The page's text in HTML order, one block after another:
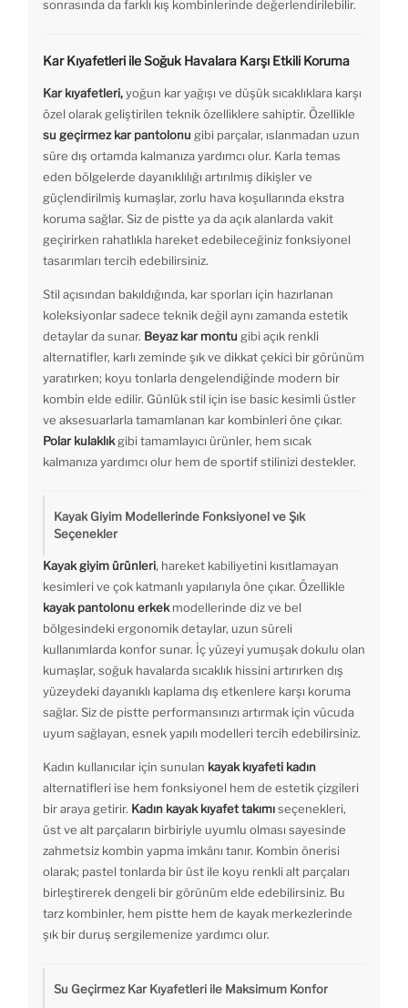
sonrasında da farklı kış kombinlerinde değerlendirilebilir.
Kar Kıyafetleri ile Soğuk Havalara Karşı Etkili Koruma
Kar kıyafetleri,yoğun kar yağışı ve düşük sıcaklıklara karşı
özel olarak geliştirilen teknik özelliklere sahiptir. Özellikle
su geçirmez kar pantolonu gibi parçalar, ıslanmadan uzun
süre dış ortamda kalmanıza yardımcı olur. Karla temas
eden bölgelerde dayanıklılığı artırılmış dikişler ve
güçlendirilmiş kumaşlar, zorlu hava koşullarında ekstra
koruma sağlar. Siz de pistte ya da açık alanlarda vakit
geçirirken rahatlıkla hareket edebileceğiniz fonksiyonel
tasarımları tercih edebilirsiniz.
Stil açısından bakıldığında, kar sporları için hazırlanan
koleksiyonlar sadece teknik değil aynı zamanda estetik
detaylar da sunar. Beyaz kar montu gibi açık renkli
alternatifler, karlı zeminde şık ve dikkat çekici bir görünüm
yaratırken; koyu tonlarla dengelendiğinde modern bir
kombin elde edilir. Günlük stil için ise basic kesimli üstler
ve aksesuarlarla tamamlanan kar kombinleri öne çıkar.
Polar kulaklıkgibi tamamlayıcı ürünler, hem sıcak
kalmanıza yardımcı olur hem de sportif stilinizi destekler.
Kayak Giyim Modellerinde Fonksiyonel ve Şık
Seçenekler
Kayak giyim ürünleri, hareket kabiliyetini kısıtlamayan
kesimleri ve çok katmanlı yapılarıyla öne çıkar. Özellikle
kayak pantolonu erkekmodellerinde diz ve bel
bölgesindeki ergonomik detaylar, uzun süreli
kullanımlarda konfor sunar. İç yüzeyi yumuşak dokulu olan
kumaşlar, soğuk havalarda sıcaklık hissini artırırken dış
yüzeydeki dayanıklı kaplama dış etkenlere karşı koruma
sağlar. Siz de pistte performansınızı artırmak için vücuda
uyum sağlayan, esnek yapılı modelleri tercih edebilirsiniz.
Kadın kullanıcılar için sunulan kayak kıyafeti kadın
alternatifleri ise hem fonksiyonel hem de estetik çizgileri
bir araya getirir. Kadın kayak kıyafet takımıseçenekleri,
üst ve alt parçaların birbiriyle uyumlu olması sayesinde
zahmetsiz kombin yapma imkânı tanır. Kombin önerisi
olarak; pastel tonlarda bir üst ile koyu renkli alt parçaları
birleştirerek dengeli bir görünüm elde edebilirsiniz. Bu
tarz kombinler, hem pistte hem de kayak merkezlerinde
şık bir duruş sergilemenize yardımcı olur.
Su Geçirmez Kar Kıyafetleri ile Maksimum Konfor